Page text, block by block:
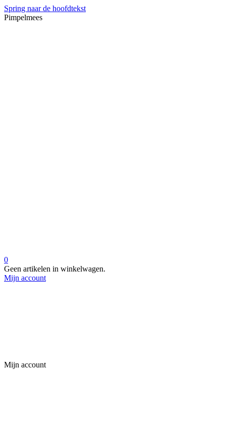
Spring naar de hoofdtekst
Pimpelmees
0
Geen artikelen in winkelwagen.
Mijn account
Mijn account